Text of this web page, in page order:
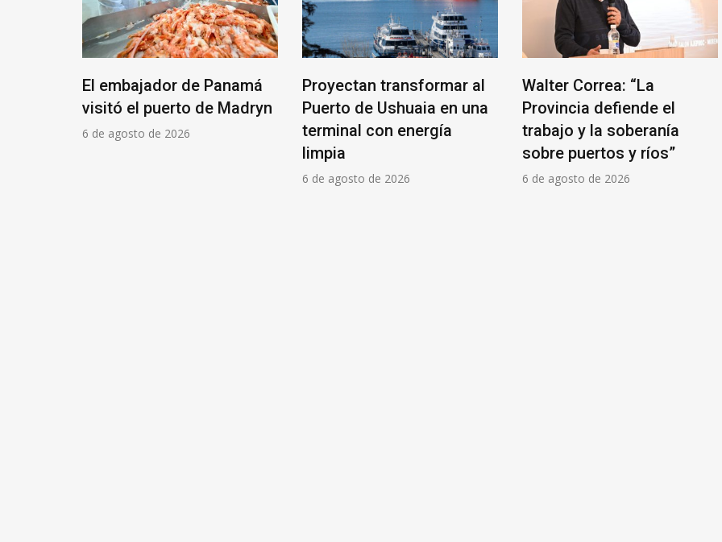
El embajador de Panamá
visitó el puerto de Madryn
6 de agosto de 2026
Proyectan transformar al
Puerto de Ushuaia en una
terminal con energía
limpia
6 de agosto de 2026
Walter Correa: “La
Provincia defiende el
trabajo y la soberanía
sobre puertos y ríos”
6 de agosto de 2026